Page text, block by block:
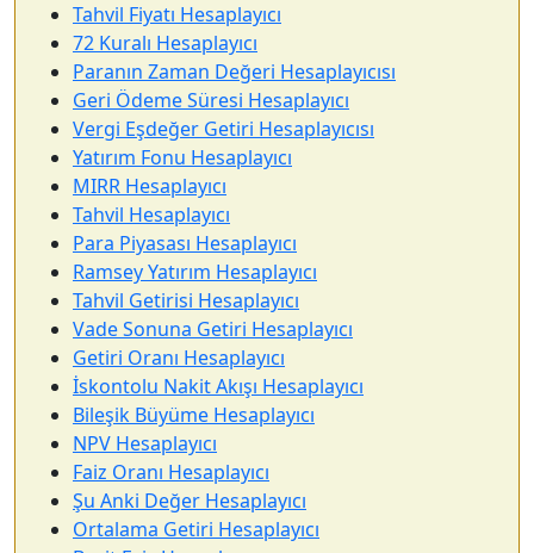
Tahvil Fiyatı Hesaplayıcı
72 Kuralı Hesaplayıcı
Paranın Zaman Değeri Hesaplayıcısı
Geri Ödeme Süresi Hesaplayıcı
Vergi Eşdeğer Getiri Hesaplayıcısı
Yatırım Fonu Hesaplayıcı
MIRR Hesaplayıcı
Tahvil Hesaplayıcı
Para Piyasası Hesaplayıcı
Ramsey Yatırım Hesaplayıcı
Tahvil Getirisi Hesaplayıcı
Vade Sonuna Getiri Hesaplayıcı
Getiri Oranı Hesaplayıcı
İskontolu Nakit Akışı Hesaplayıcı
Bileşik Büyüme Hesaplayıcı
NPV Hesaplayıcı
Faiz Oranı Hesaplayıcı
Şu Anki Değer Hesaplayıcı
Ortalama Getiri Hesaplayıcı